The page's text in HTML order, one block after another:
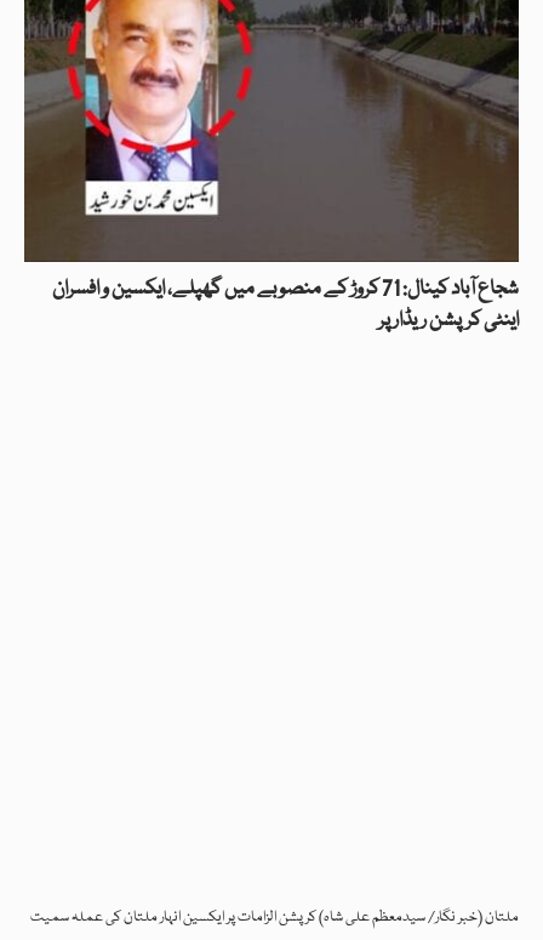
شجاع آباد کینال: 71 کروڑ کے منصوبے میں گھپلے، ایکسین و افسران
اینٹی کرپشن ریڈار پر
ملتان (خبر نگار/ سیدمعظم علی شاہ) کرپشن الزامات پر ایکسین انہار ملتان کی عملہ سمیت